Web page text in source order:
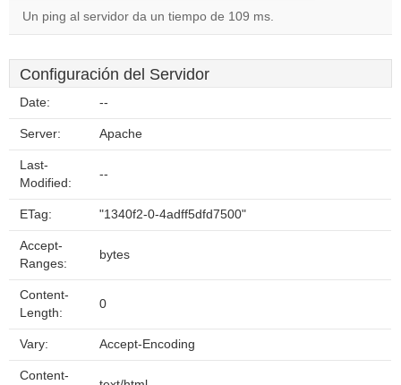
Un ping al servidor da un tiempo de 109 ms.
Configuración del Servidor
Date: --
Server: Apache
Last-
Modified:
--
ETag: "1340f2-0-4adff5dfd7500"
Accept-
Ranges:
bytes
Content-
Length:
0
Vary: Accept-Encoding
Content-